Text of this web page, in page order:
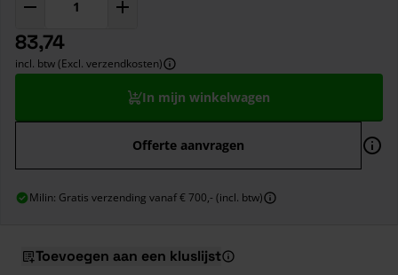
83,74
incl. btw (Excl. verzendkosten)
In mijn winkelwagen
Offerte aanvragen
Milin: Gratis verzending vanaf € 700,- (incl. btw)
Toevoegen aan een kluslijst